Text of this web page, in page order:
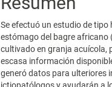
Se efectuó un estudio de
estómago del bagre africano
cultivado en granja acuícola,
escasa información
generó datos para ulteriores